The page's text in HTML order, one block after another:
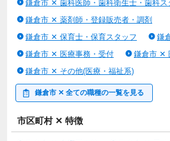
鎌倉市 ✕ 歯科医師・歯科衛生士・歯科ス
鎌倉市 ✕ 薬剤師・登録販売者・調剤
鎌倉市 ✕ 保育士・保育スタッフ
鎌
鎌倉市 ✕ 医療事務・受付
鎌倉市 ✕
鎌倉市 ✕ その他(医療・福祉系)
鎌倉市 ✕ 全ての職種の一覧を見る
市区町村 ✕ 特徴